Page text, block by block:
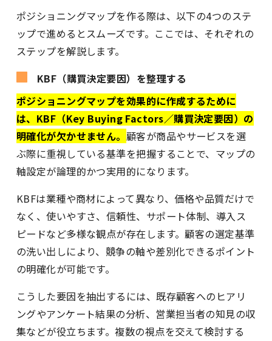
ポジショニングマップを作る際は、以下の4つのステ
ップで進めるとスムーズです。ここでは、それぞれの
ステップを解説します。
KBF（購買決定要因）を整理する
ポジショニングマップを効果的に作成するために
は、KBF（Key Buying Factors／購買決定要因）の
明確化が欠かせません。 顧客が商品やサービスを選
ぶ際に重視している基準を把握することで、マップの
軸設定が論理的かつ実用的になります。
KBFは業種や商材によって異なり、価格や品質だけで
なく、使いやすさ、信頼性、サポート体制、導入ス
ピードなど多様な観点が存在します。顧客の選定基準
の洗い出しにより、競争の軸や差別化できるポイント
の明確化が可能です。
こうした要因を抽出するには、既存顧客へのヒアリ
ングやアンケート結果の分析、営業担当者の知見の収
集などが役立ちます。複数の視点を交えて検討する